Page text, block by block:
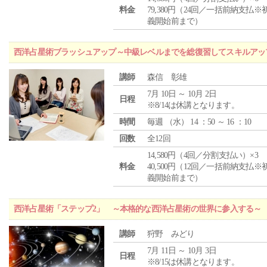
料金
79,380円（24回／一括前納支払※
義開始前まで）
西洋占星術ブラッシュアップ～中級レベルまでを総復習してスキルア
講師 森信 彰雄
日程
7月 10日 ～ 10月 2日
※8/14は休講となります。
時間
毎週 （水） 14 ：50 ～ 16 ：10
回数
全12回
料金
14,580円（4回／分割支払い）×3
40,500円（12回／一括前納支払※
義開始前まで）
西洋占星術「ステップ2」 ～本格的な西洋占星術の世界に参入する～
講師 狩野 みどり
日程
7月 11日 ～ 10月 3日
※8/15は休講となります。